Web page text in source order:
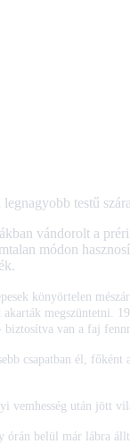
testű
vándorolt a
módon
könyörtelen
megszüntetni.
biztosítva van a faj
csapatban él,
vemhesség után jött
órán belül már lábra